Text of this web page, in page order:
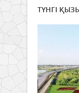
ТҮНГІ